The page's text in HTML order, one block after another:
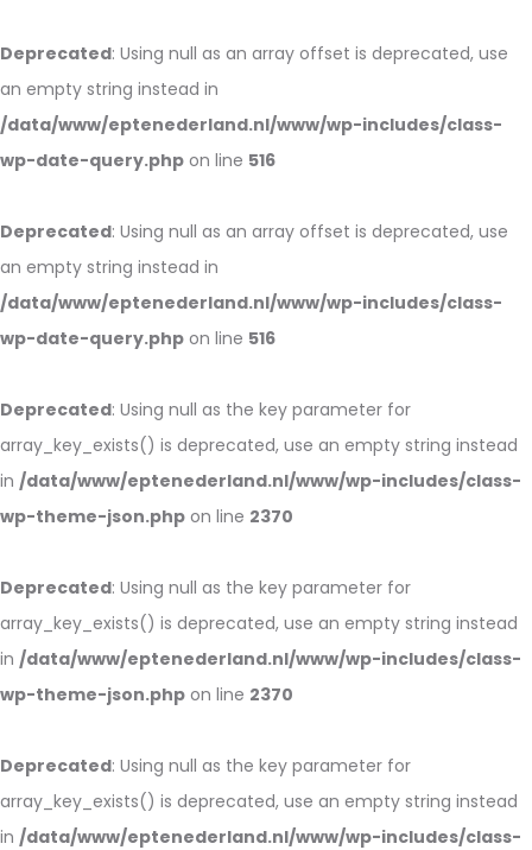
Deprecated: Using null as an array offset is deprecated, use
an empty string instead in
/data/www/eptenederland.nl/www/wp-includes/class-
wp-date-query.php on line 516
Deprecated: Using null as an array offset is deprecated, use
an empty string instead in
/data/www/eptenederland.nl/www/wp-includes/class-
wp-date-query.php on line 516
Deprecated: Using null as the key parameter for
array_key_exists() is deprecated, use an empty string instead
in /data/www/eptenederland.nl/www/wp-includes/class-
wp-theme-json.php on line 2370
Deprecated: Using null as the key parameter for
array_key_exists() is deprecated, use an empty string instead
in /data/www/eptenederland.nl/www/wp-includes/class-
wp-theme-json.php on line 2370
Deprecated: Using null as the key parameter for
array_key_exists() is deprecated, use an empty string instead
in /data/www/eptenederland.nl/www/wp-includes/class-